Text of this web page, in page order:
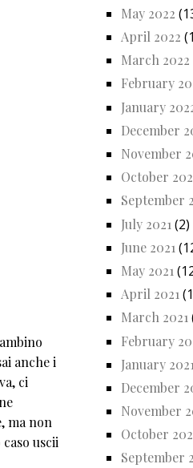
anche i
ci
ma non
uscii
May 2022
April 2022
March 2022
February
January
December
November
October
September
July 2021 (2)
June 2021
May 2021
April 2021
March 2021
February
January 2021
December
November
October
September